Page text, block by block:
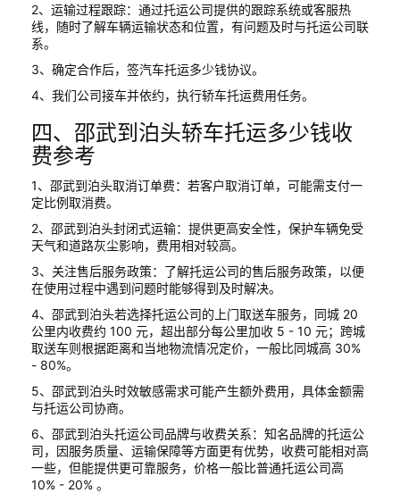
2、运输过程跟踪：通过托运公司提供的跟踪系统或客服热
线，随时了解车辆运输状态和位置，有问题及时与托运公司联
系。
3、确定合作后，签汽车托运多少钱协议。
4、我们公司接车并依约，执行轿车托运费用任务。
四、邵武到泊头轿车托运多少钱收
费参考
1、邵武到泊头取消订单费：若客户取消订单，可能需支付一
定比例取消费。
2、邵武到泊头封闭式运输：提供更高安全性，保护车辆免受
天气和道路灰尘影响，费用相对较高。
3、关注售后服务政策：了解托运公司的售后服务政策，以便
在使用过程中遇到问题时能够得到及时解决。
4、邵武到泊头若选择托运公司的上门取送车服务，同城 20
公里内收费约 100 元，超出部分每公里加收 5 - 10 元；跨城
取送车则根据距离和当地物流情况定价，一般比同城高 30%
- 80%。
5、邵武到泊头时效敏感需求可能产生额外费用，具体金额需
与托运公司协商。
6、邵武到泊头托运公司品牌与收费关系：知名品牌的托运公
司，因服务质量、运输保障等方面更有优势，收费可能相对高
一些，但能提供更可靠服务，价格一般比普通托运公司高
10% - 20% 。